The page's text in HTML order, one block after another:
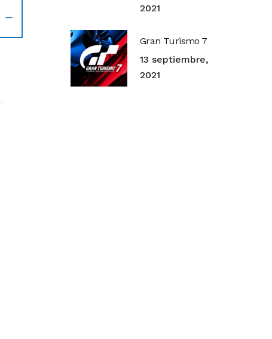
2021
Gran Turismo 7
13 septiembre,
2021